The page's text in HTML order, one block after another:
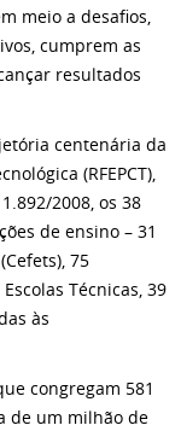
meio a desafios,
cumprem as
resultados
centenária da
(RFEPCT),
2008, os 38
de ensino – 31
75
Técnicas, 39
às
congregam 581
de um milhão de